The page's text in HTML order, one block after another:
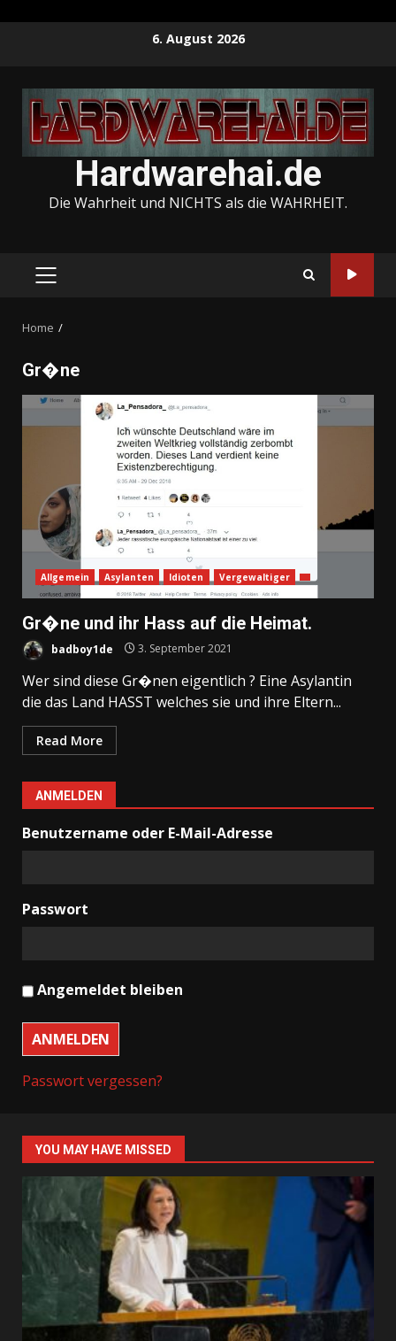
6. August 2026
Hardwarehai.de
Die Wahrheit und NICHTS als die WAHRHEIT.
PRIMARY
Home
Gr�ne
Allgemein Asylanten Idioten Vergewaltiger
Gr�ne und ihr Hass auf die Heimat.
badboy1de 3. September 2021
Wer sind diese Gr�nen eigentlich ? Eine Asylantin
die das Land HASST welches sie und ihre Eltern...
Read More
ANMELDEN
Benutzername oder E-Mail-Adresse
Passwort
Angemeldet bleiben
ANMELDEN
Passwort vergessen?
YOU MAY HAVE MISSED